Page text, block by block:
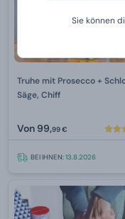
Sie können
Truhe mit Prosecco +
Säge, Chiff
Von 99,99 €
BEI IHNEN:13.8.2026